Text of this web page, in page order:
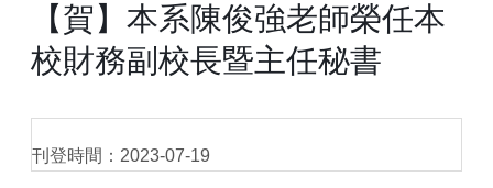
【賀】本系陳俊強老師榮任本
校財務副校長暨主任秘書
刊登時間：2023-07-19